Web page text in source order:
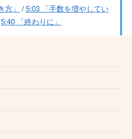
」
/5:03 「手数を増やしてい
5:40 「終わりに」